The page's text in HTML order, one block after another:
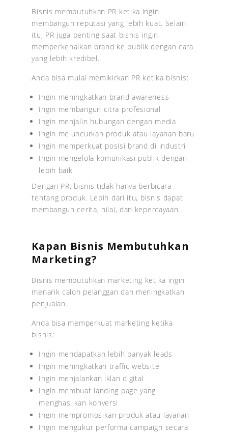
Bisnis membutuhkan PR ketika ingin
membangun reputasi yang lebih kuat. Selain
itu, PR juga penting saat bisnis ingin
memperkenalkan brand ke publik dengan cara
yang lebih kredibel.
Anda bisa mulai memikirkan PR ketika bisnis:
Ingin meningkatkan brand awareness
Ingin membangun citra profesional
Ingin menjalin hubungan dengan media
Ingin meluncurkan produk atau layanan baru
Ingin memperkuat posisi brand di industri
Ingin mengelola komunikasi publik dengan
lebih baik
Dengan PR, bisnis tidak hanya berbicara
tentang produk. Lebih dari itu, bisnis dapat
membangun cerita, nilai, dan kepercayaan.
Kapan Bisnis Membutuhkan
Marketing?
Bisnis membutuhkan marketing ketika ingin
menarik calon pelanggan dan meningkatkan
penjualan.
Anda bisa memperkuat marketing ketika
bisnis:
Ingin mendapatkan lebih banyak leads
Ingin meningkatkan traffic website
Ingin menjalankan iklan digital
Ingin membuat landing page yang
menghasilkan konversi
Ingin mempromosikan produk atau layanan
Ingin mengukur performa campaign secara